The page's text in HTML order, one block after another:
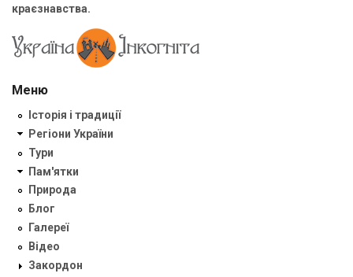
краєзнавства.
Меню
Історія і традиції
Регіони України
Тури
Пам'ятки
Природа
Блог
Галереї
Відео
Закордон